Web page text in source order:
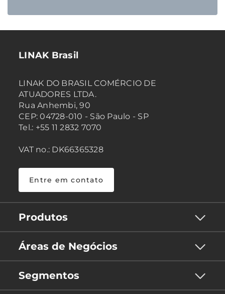
LINAK Brasil
LINAK DO BRASIL COMÉRCIO DE
ATUADORES LTDA.
Rua Anhembi, 90
CEP: 04728-010 - São Paulo - SP
Tel.: +55 11 2832 7070
VAT no.: DK66365328
Entre em contato
Produtos
Áreas de Negócios
Segmentos